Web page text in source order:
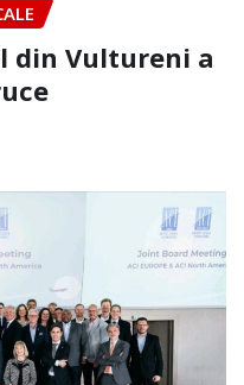
din Vultureni a